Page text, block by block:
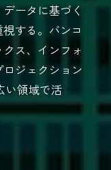
ータに基づく
する。バンコ
ス、インフォ
ジェクション
い領域で活